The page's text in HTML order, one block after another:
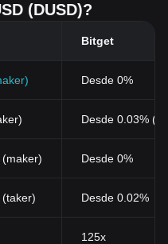
(DUSD)?
Bitget
Desde 0%
Desde 0.03%
Desde 0%
Desde 0.02%
125x